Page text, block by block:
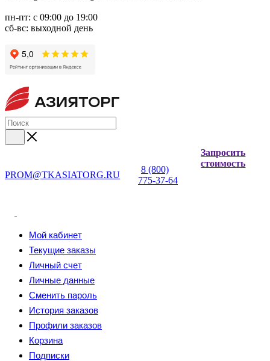
пн-пт: с 09:00 до 19:00
сб-вс: выходной день
PROM@TKASIATORG.RU
8 (800)
775-37-64
Запросить
стоимость
Мой кабинет
Текущие заказы
Личный счет
Личные данные
Сменить пароль
История заказов
Профили заказов
Корзина
Подписки